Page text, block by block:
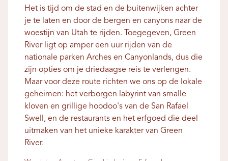
Het is tijd om de stad en de buitenwijken achter
je te laten en door de bergen en canyons naar de
woestijn van Utah te rijden. Toegegeven, Green
River ligt op amper een uur rijden van de
nationale parken Arches en Canyonlands, dus die
zijn opties om je driedaagse reis te verlengen.
Maar voor deze route richten we ons op de lokale
geheimen: het verborgen labyrint van smalle
kloven en grillige hoodoo's van de San Rafael
Swell, en de restaurants en het erfgoed die deel
uitmaken van het unieke karakter van Green
River.